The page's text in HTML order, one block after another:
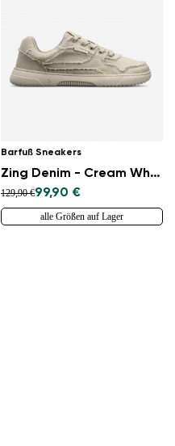
Barfuß Sneakers
Zing Denim - Cream White
129,90 €99,90 €
alle Größen auf Lager